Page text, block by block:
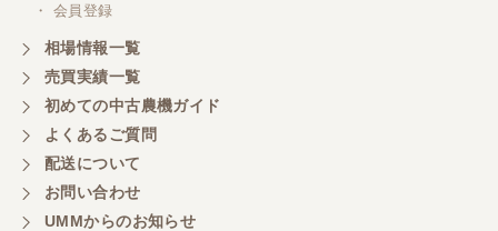
嫌な顔をせずに一生懸命頑張ってくれる中山さんに
感謝しています。ここで3台買いましたが、これから
もよろしくお願いしたいです。
三重県／
初めてコンバインを買いに行ったのですが、とても
明るい方に担当していただき細かく説明して下さっ
てとても嬉しかったです。
・ 会員登録
相場情報一覧
売買実績一覧
初めての中古農機ガイド
よくあるご質問
配送について
お問い合わせ
UMMからのお知らせ